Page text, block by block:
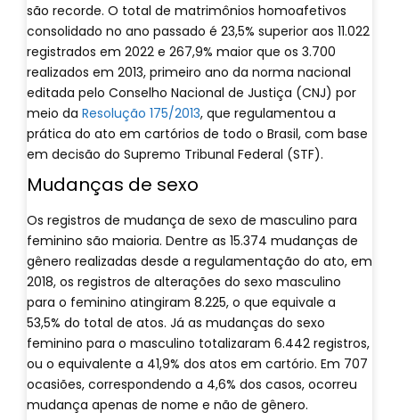
são recorde. O total de matrimônios homoafetivos
consolidado no ano passado é 23,5% superior aos 11.022
registrados em 2022 e 267,9% maior que os 3.700
realizados em 2013, primeiro ano da norma nacional
editada pelo Conselho Nacional de Justiça (CNJ) por
meio da Resolução 175/2013, que regulamentou a
prática do ato em cartórios de todo o Brasil, com base
em decisão do Supremo Tribunal Federal (STF).
Mudanças de sexo
Os registros de mudança de sexo de masculino para
feminino são maioria. Dentre as 15.374 mudanças de
gênero realizadas desde a regulamentação do ato, em
2018, os registros de alterações do sexo masculino
para o feminino atingiram 8.225, o que equivale a
53,5% do total de atos. Já as mudanças do sexo
feminino para o masculino totalizaram 6.442 registros,
ou o equivalente a 41,9% dos atos em cartório. Em 707
ocasiões, correspondendo a 4,6% dos casos, ocorreu
mudança apenas de nome e não de gênero.